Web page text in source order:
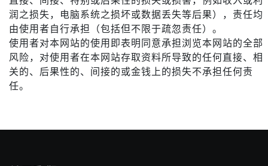
润之损失，电脑系统之损坏或数据丢失等后果），责任均
由使用者自行承担（包括但不限于疏忽责任）。
使用者对本网站的使用即表明同意承担浏览本网站的全部
风险，对使用者在本网站存取资料所导致的任何直接、相
关的、后果性的、间接的或金钱上的损失不承担任何责
任。